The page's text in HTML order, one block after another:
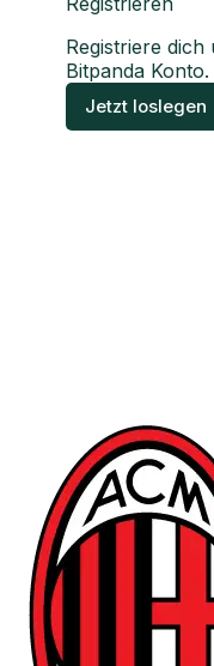
Registriere dich
Bitpanda Konto.
Jetzt loslegen